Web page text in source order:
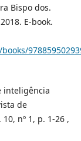
Bispo dos.
E-book.
inteligência
de
nº 1, p. 1-26 ,